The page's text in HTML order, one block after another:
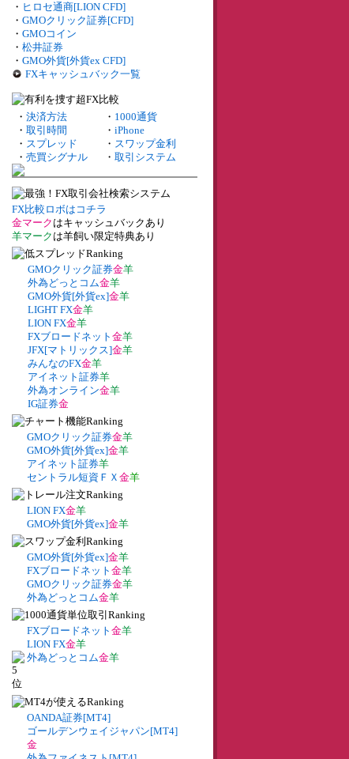
・ ヒロセ通商[LION CFD]
・ GMOクリック証券[CFD]
・ GMOコイン
・ 松井証券
・ GMO外貨[外貨ex CFD]
FXキャッシュバック一覧
・ 決済方法 ・ 1000通貨
・ 取引時間 ・ iPhone
・ スプレッド ・ スワップ金利
・ 売買シグナル ・ 取引システム
FX比較ロボはコチラ
金マーク はキャッシュバックあり
羊マーク は羊飼い限定特典あり
GMOクリック証券金羊
外為どっとコム金羊
GMO外貨[外貨ex]金羊
LIGHT FX金羊
LION FX金羊
FXブロードネット 金羊
JFX[マトリックス]金羊
みんなのFX金羊
アイネット証券羊
外為オンライン金羊
IG証券金
GMOクリック証券金羊
GMO外貨[外貨ex]金羊
アイネット証券羊
セントラル短資ＦＸ 金羊
LION FX金羊
GMO外貨[外貨ex]金羊
GMO外貨[外貨ex]金羊
FXブロードネット 金羊
GMOクリック証券金羊
外為どっとコム金羊
FXブロードネット 金羊
LION FX金羊
外為どっとコム金羊
OANDA証券[MT4]
ゴールデンウェイジャパン[MT4]
金